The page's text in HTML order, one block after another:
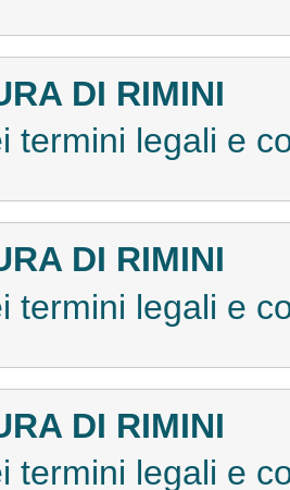
DI RIMINI
termini legali e
DI RIMINI
termini legali e
DI RIMINI
termini legali e